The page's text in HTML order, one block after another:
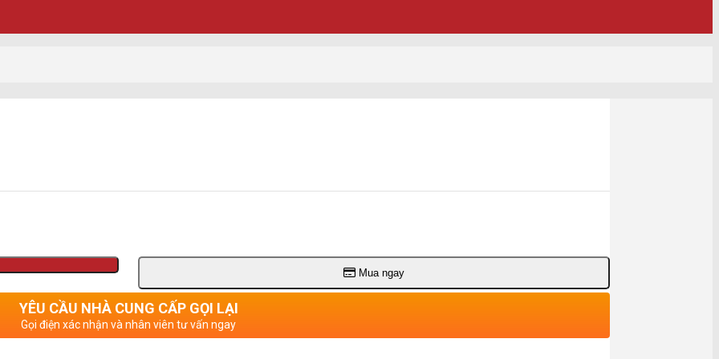
Mua ngay
YÊU CẦU NHÀ CUNG CẤP GỌI LẠI
Gọi điện xác nhận và nhân viên tư vấn ngay